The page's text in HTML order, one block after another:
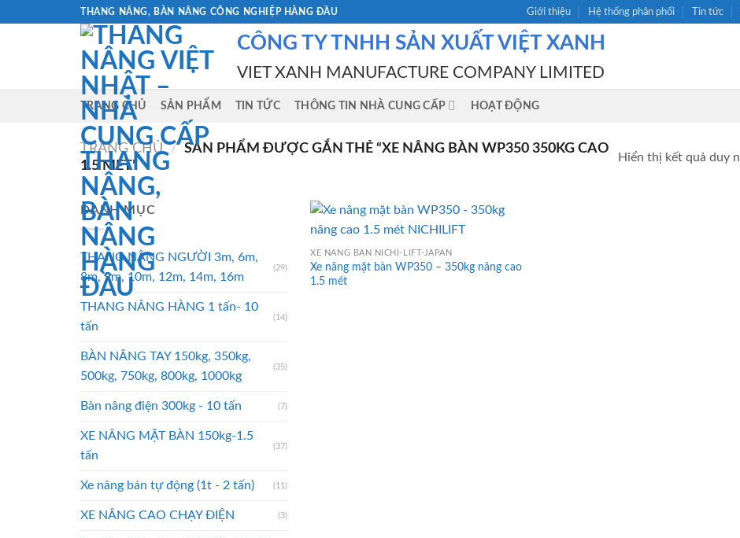
THANG NÂNG, BÀN NÂNG CÔNG NGHIỆP HÀNG ĐẦU Giới thiệu Hệ thống phân phối Tin tức
CÔNG TY TNHH SẢN XUẤT VIỆT XANH
VIET XANH MANUFACTURE COMPANY LIMITED
TRANG CHỦ SẢN PHẨM TIN TỨC THÔNG TIN NHÀ CUNG CẤP HOẠT ĐỘNG
TRANG CHỦ / SẢN PHẨM ĐƯỢC GẮN THẺ “XE NÂNG BÀN WP350 350KG CAO
1.5 MÉT”
Hiển thị kết quả duy
DANH MỤC
THANG NÂNG NGƯỜI 3m, 6m,
8m, 9m, 10m, 12m, 14m, 16m
(29)
THANG NÂNG HÀNG 1 tấn- 10
tấn
(14)
BÀN NÂNG TAY 150kg, 350kg,
500kg, 750kg, 800kg, 1000kg
(35)
Bàn nâng điện 300kg - 10 tấn (7)
XE NÂNG MẶT BÀN 150kg-1.5
tấn
(37)
Xe nâng bán tự động (1t - 2 tấn) (11)
XE NÂNG CAO CHẠY ĐIỆN (3)
XE NÂNG BÀN NICHI-LIFT-JAPAN
Xe nâng mặt bàn WP350 – 350kg nâng cao
1.5 mét